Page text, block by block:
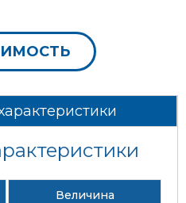
Величина